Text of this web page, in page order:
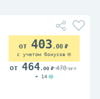
403 .00
с учетом бонусов
464.00 478.00
+ 14